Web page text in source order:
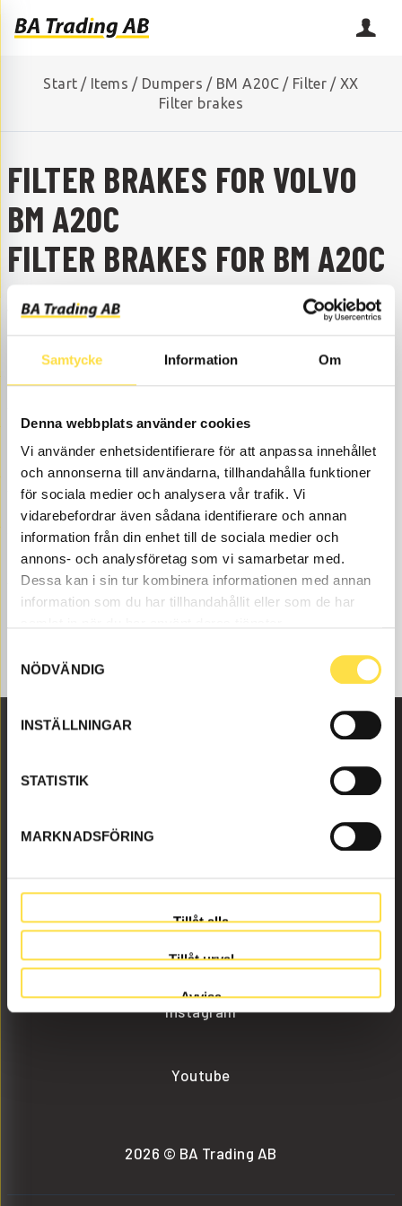
Samtycke Information Om
Denna webbplats använder cookies
Vi använder enhetsidentifierare för att anpassa innehållet
och annonserna till användarna, tillhandahålla funktioner
för sociala medier och analysera vår trafik. Vi
vidarebefordrar även sådana identifierare och annan
information från din enhet till de sociala medier och
annons- och analysföretag som vi samarbetar med.
Dessa kan i sin tur kombinera informationen med annan
information som du har tillhandahållit eller som de har
NÖDVÄNDIG
INSTÄLLNINGAR
STATISTIK
MARKNADSFÖRING
Tillåt alla
Tillåt urval
Avvisa
Start / Items / Dumpers / BM A20C / Filter / XX
Filter brakes
FILTER BRAKES FOR VOLVO
BM A20C
FILTER BRAKES FOR BM A20C
ARE YOU MISSING A SPARE PART?
+46 (0) 152-32500
info@batrading.se
dumpers BM A20C are available as new, refurbished and
used, renovated Volvo parts both as original and non-
original. We have Volvo parts to filter brakes for all
Volvo construction machines and these Volvo parts
like filter cartridge (15022518, FI5518, 11026932,
11026934, 11715947, 28803, 2844, 172464, 172465) etc
for filter brakes that is suitable for Volvo dumpers BM
A20C.
info@batrading.se
+46 (0) 152-32500
Instagram
Youtube
2026 © BA Trading AB